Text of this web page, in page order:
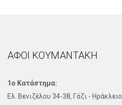
ΑΦΟΙ ΚΟΥΜΑΝΤΑΚΗ
1ο Κατάστημα:
Ελ. Βενιζέλου 34-38, Γάζι - Ηράκλειο